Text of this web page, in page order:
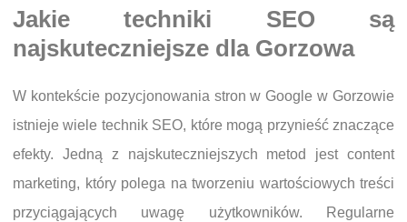
Jakie techniki SEO są
najskuteczniejsze dla Gorzowa
W kontekście pozycjonowania stron w Google w Gorzowie
istnieje wiele technik SEO, które mogą przynieść znaczące
efekty. Jedną z najskuteczniejszych metod jest content
marketing, który polega na tworzeniu wartościowych treści
przyciągających uwagę użytkowników. Regularne